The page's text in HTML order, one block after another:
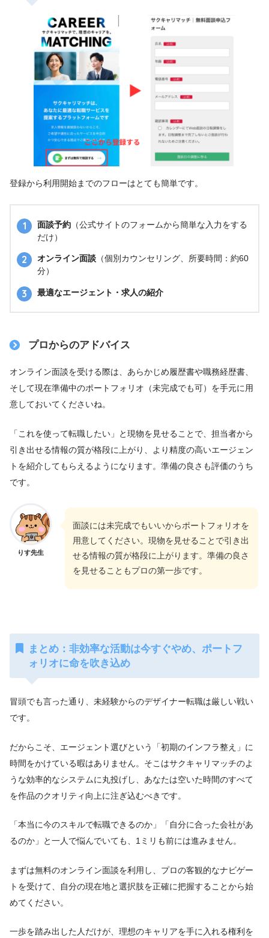
登録から利用開始までのフローはとても簡単です。
面談予約 （公式サイトのフォームから簡単な入力をする
だけ）
オンライン面談 （個別カウンセリング、所要時間：約60
分）
最適なエージェント・求人の紹介
プロからのアドバイス
オンライン面談を受ける際は、あらかじめ履歴書や職務経歴書、
そして現在準備中のポートフォリオ（未完成でも可）を手元に用
意しておいてくださいね。
「これを使って転職したい」と現物を見せることで、担当者から
引き出せる情報の質が格段に上がり、より精度の高いエージェン
トを紹介してもらえるようになります。準備の良さも評価のうち
です。
りす先生
面談には未完成でもいいからポートフォリオを
用意してください。現物を見せることで引き出
せる情報の質が格段に上がります。準備の良さ
を見せることもプロの第一歩です。
まとめ：非効率な活動は今すぐやめ、ポートフ
ォリオに命を吹き込め
冒頭でも言った通り、未経験からのデザイナー転職は厳しい戦い
です。
だからこそ、エージェント選びという「初期のインフラ整え」に
時間をかけている暇はありません。そこはサクキャリマッチのよ
うな効率的なシステムに丸投げし、あなたは空いた時間のすべて
を作品のクオリティ向上に注ぎ込むべきです。
「本当に今のスキルで転職できるのか」「自分に合った会社があ
るのか」と一人で悩んでいても、1ミリも前には進みません。
まずは無料のオンライン面談を利用し、プロの客観的なナビゲー
トを受けて、自分の現在地と選択肢を正確に把握することから始
めてください。
一歩を踏み出した人だけが、理想のキャリアを手に入れる権利を